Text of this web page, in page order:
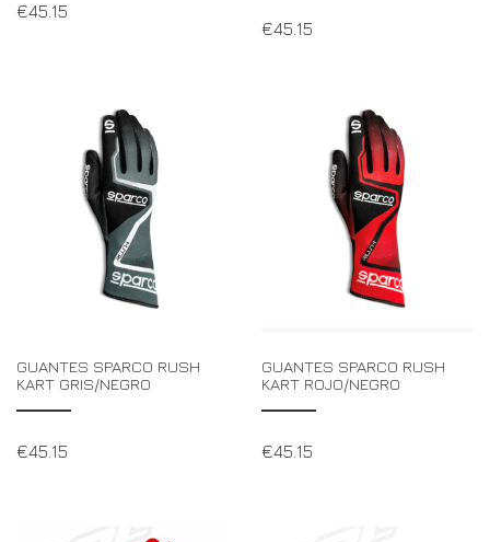
€45.15
€45.15
GUANTES SPARCO RUSH
KART GRIS/NEGRO
€45.15
GUANTES SPARCO RUSH
KART ROJO/NEGRO
€45.15